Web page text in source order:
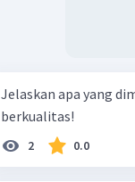
Jelaskan apa yang
berkualitas!
2 0.0